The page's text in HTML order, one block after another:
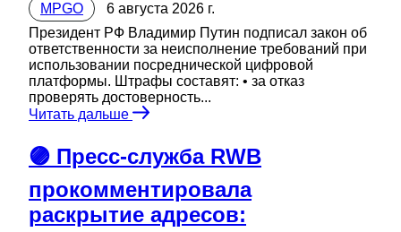
MPGO
6 августа 2026 г.
Президент РФ Владимир Путин подписал закон об
ответственности за неисполнение требований при
использовании посреднической цифровой
платформы. Штрафы составят: • за отказ
проверять достоверность...
Читать дальше
🟣 Пресс-служба RWB
прокомментировала
раскрытие адресов: